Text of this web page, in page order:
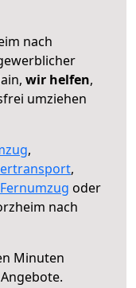
nach
wir helfen,
umziehen
,
,
Fernumzug oder
nach
Minuten